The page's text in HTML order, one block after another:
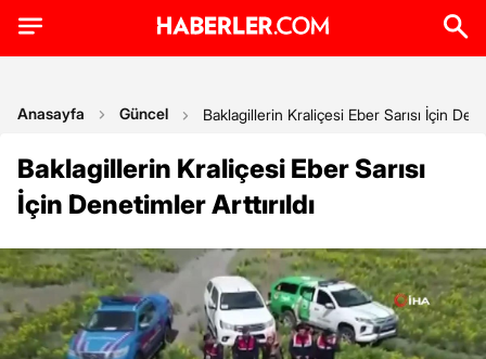
Anasayfa Güncel Baklagillerin Kraliçesi Eber Sarısı İçin
Baklagillerin Kraliçesi Eber Sarısı
İçin Denetimler Arttırıldı